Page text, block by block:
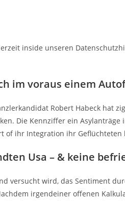
inside unseren
im voraus einem
Robert Habeck hat
Die Kennziffer ein
of ihr Integration ihr Geflüchteten
Usa – & keine
versucht wird, das Sentiment
irgendeiner offenen